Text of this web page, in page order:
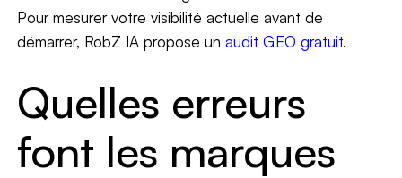
Pour mesurer votre visibilité actuelle avant de
démarrer, RobZ IA propose un audit GEO gratuit.
Quelles erreurs
font les marques